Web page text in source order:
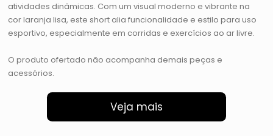
atividades dinâmicas. Com um visual moderno e vibrante na
cor laranja lisa, este short alia funcionalidade e estilo para uso
esportivo, especialmente em corridas e exercícios ao ar livre.
O produto ofertado não acompanha demais peças e
acessórios.
Veja mais